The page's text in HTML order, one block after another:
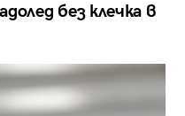
без клечка в